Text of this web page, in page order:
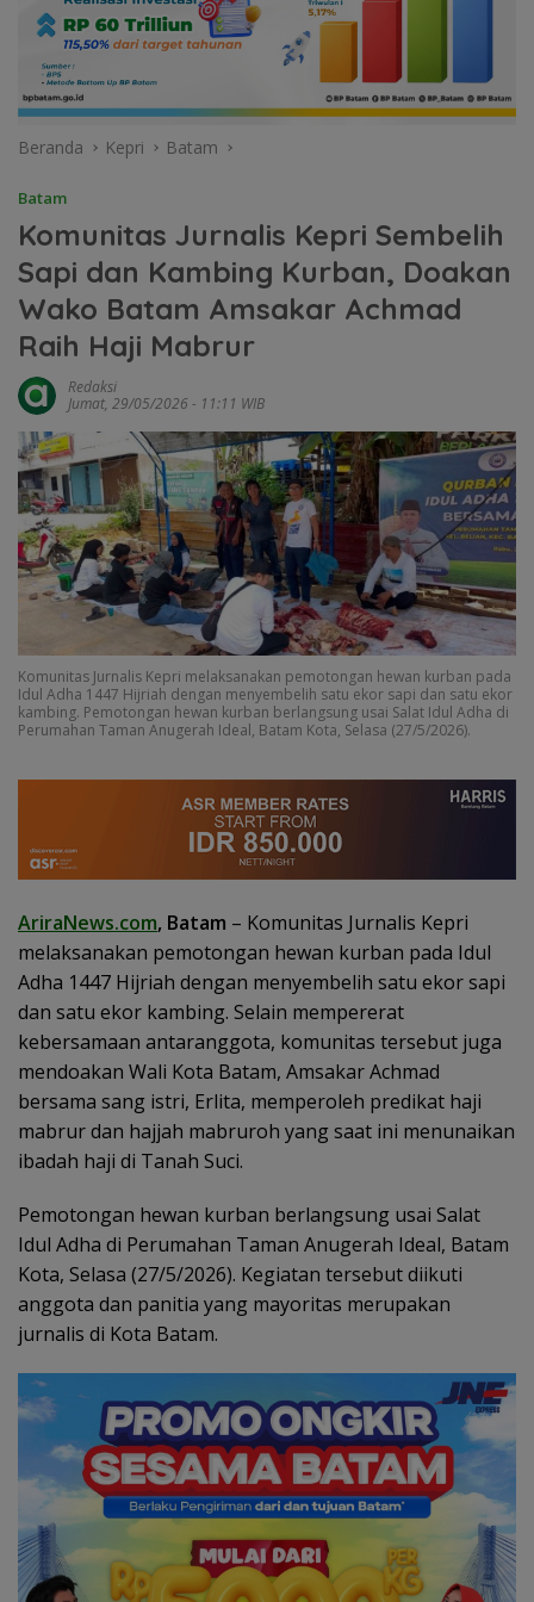
Beranda Kepri Batam
Batam
Komunitas Jurnalis Kepri Sembelih
Sapi dan Kambing Kurban, Doakan
Wako Batam Amsakar Achmad
Raih Haji Mabrur
Redaksi
Jumat, 29/05/2026 - 11:11 WIB
Komunitas Jurnalis Kepri melaksanakan pemotongan hewan kurban pada
Idul Adha 1447 Hijriah dengan menyembelih satu ekor sapi dan satu ekor
kambing. Pemotongan hewan kurban berlangsung usai Salat Idul Adha di
Perumahan Taman Anugerah Ideal, Batam Kota, Selasa (27/5/2026).
AriraNews.com, Batam – Komunitas Jurnalis Kepri
melaksanakan pemotongan hewan kurban pada Idul
Adha 1447 Hijriah dengan menyembelih satu ekor sapi
dan satu ekor kambing. Selain mempererat
kebersamaan antaranggota, komunitas tersebut juga
mendoakan Wali Kota Batam, Amsakar Achmad
bersama sang istri, Erlita, memperoleh predikat haji
mabrur dan hajjah mabruroh yang saat ini menunaikan
ibadah haji di Tanah Suci.
Pemotongan hewan kurban berlangsung usai Salat
Idul Adha di Perumahan Taman Anugerah Ideal, Batam
Kota, Selasa (27/5/2026). Kegiatan tersebut diikuti
anggota dan panitia yang mayoritas merupakan
jurnalis di Kota Batam.